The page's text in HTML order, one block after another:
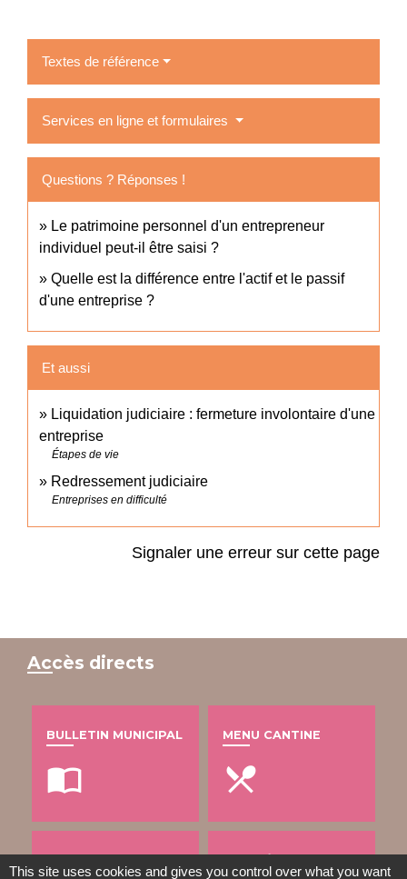
Textes de référence
Services en ligne et formulaires
Questions ? Réponses !
Le patrimoine personnel d'un entrepreneur
individuel peut-il être saisi ?
Quelle est la différence entre l'actif et le passif
d'une entreprise ?
Et aussi
Liquidation judiciaire : fermeture involontaire d'une
entreprise
Étapes de vie
Redressement judiciaire
Entreprises en difficulté
Signaler une erreur sur cette page
Accès directs
BULLETIN MUNICIPAL
import_contacts
MENU CANTINE
local_dining
This site uses cookies and gives you control over what you want